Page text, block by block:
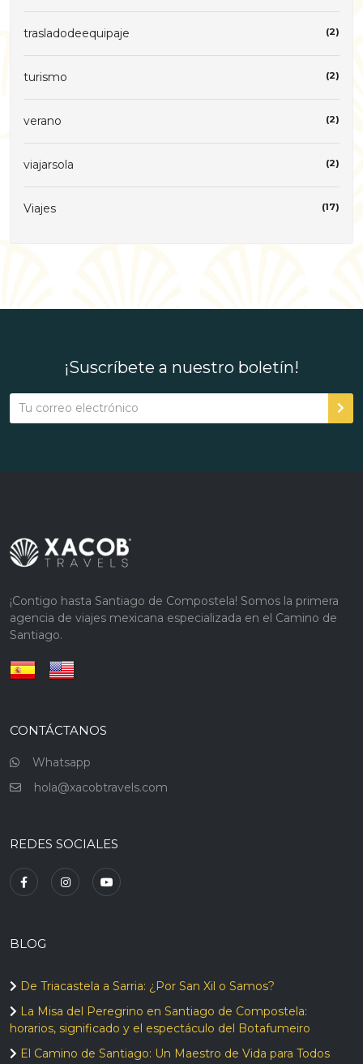
trasladodeequipaje (2)
turismo (2)
verano (2)
viajarsola (2)
Viajes (17)
¡Suscríbete a nuestro boletín!
¡Contigo hasta Santiago de Compostela! Somos la primera
agencia de viajes mexicana especializada en el Camino de
Santiago.
CONTÁCTANOS
Whatsapp
hola@xacobtravels.com
REDES SOCIALES
BLOG
De Triacastela a Sarria: ¿Por San Xil o Samos?
La Misa del Peregrino en Santiago de Compostela:
horarios, significado y el espectáculo del Botafumeiro
El Camino de Santiago: Un Maestro de Vida para Todos